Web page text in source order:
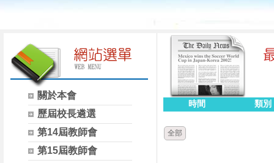
關於本會
歷屆校長遴選
第14屆教師會
第15屆教師會
時間 類別
全部